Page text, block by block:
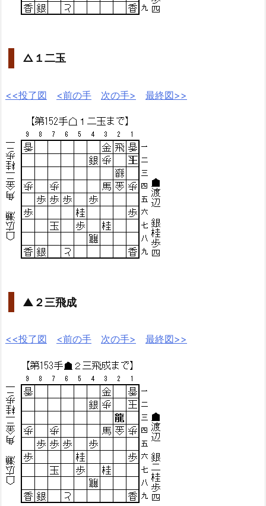
△１二玉
<<投了図 <前の手 次の手> 最終図>>
▲２三飛成
<<投了図 <前の手 次の手> 最終図>>